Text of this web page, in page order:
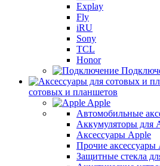
Explay
Fly
iRU
Sony
TCL
Honor
сотовых и планшетов
Apple
Автомобильные
Аккумуляторы для
Аксессуары Apple
Прочие аксессуары
Защитные стекла